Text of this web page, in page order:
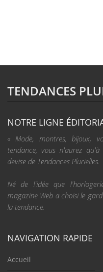
TENDANCES
NOTRE LIGNE
« Mode, montres, bijoux,
tendance, vous n'aurez
devise de Tendances Plurielles.
Né de l'idée que
magazine Web a choisi le
la tendance.
NAVIGATION RAPIDE
Accueil